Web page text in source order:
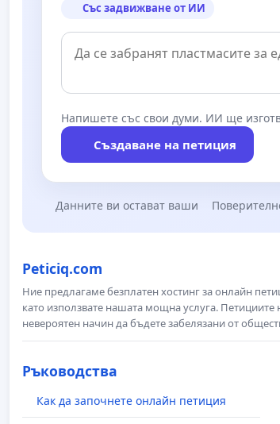
Със задвижване от ИИ
Напишете със свои думи. ИИ ще
Създаване на петиция
Данните ви остават ваши
Peticiq.com
Ние предлагаме безплатен хостинг за онлайн
като използвате нашата мощна услуга.
невероятен начин да бъдете забелязани от
Ръководства
Как да започнете онлайн петиция